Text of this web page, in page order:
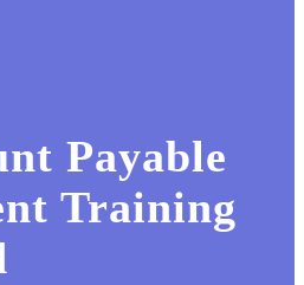
Payable
Training